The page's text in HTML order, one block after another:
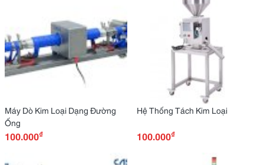
Máy Dò Kim Loại Dạng Đường
Ống
100.000₫
Hệ Thống Tách Kim Loại
100.000₫